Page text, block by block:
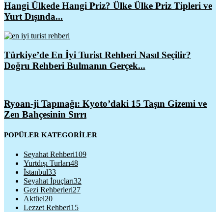
Hangi Ülkede Hangi Priz? Ülke Ülke Priz Tipleri ve
Yurt Dışında...
Türkiye’de En İyi Turist Rehberi Nasıl Seçilir?
Doğru Rehberi Bulmanın Gerçek...
Ryoan-ji Tapınağı: Kyoto’daki 15 Taşın Gizemi ve
Zen Bahçesinin Sırrı
POPÜLER KATEGORİLER
Seyahat Rehberi109
Yurtdışı Turları48
İstanbul33
Seyahat İpuçları32
Gezi Rehberleri27
Aktüel20
Lezzet Rehberi15